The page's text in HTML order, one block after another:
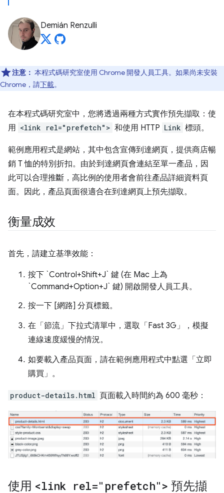
Demián Renzulli
注意： 本程式碼研究室使用 Chrome 開發人員工具。如果尚未安裝
Chrome，請下載。
在本程式碼研究室中，您將透過兩種方式實作預先擷取：使
用 <link rel="prefetch"> 和使用 HTTP Link 標頭。
範例應用程式是網站，其中包含宣傳到達網頁，提供商店暢
銷 T 恤的特別折扣。由於到達網頁會連結至單一產品，因
此可以合理推斷，高比例的使用者會前往產品詳細資料頁
面。因此，產品頁面很適合在到達網頁上預先擷取。
衡量成效
首先，請建立基準效能：
按下 `Control+Shift+J` 鍵 (在 Mac 上為
`Command+Option+J` 鍵) 開啟開發人員工具。
按一下 [網路] 分頁標籤。
在「節流」 下拉式清單中，選取「Fast 3G」
，模擬
連線速度緩慢的情況。
如要載入產品頁面，請在範例應用程式中點選「立即
購買」 。
product-details.html 頁面載入時間約為 600 毫秒：
使用 <link rel="prefetch"> 預先擷